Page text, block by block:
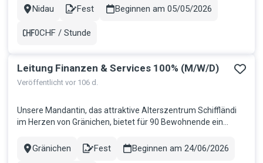
leisten Abrechnungen der Arbeitslosenversiche-rung mit den
Freizügigkeitsabkommen...
Stadt
Nidau
Contract
Fest Beginnen am 05/05/2026
Gehalt
0CHF / Stunde
Leitung Finanzen & Services 100% (M/W/D)
Veröffentlicht vor 106 d.
Unsere Mandantin, das attraktive Alterszentrum Schiffländi
im Herzen von Gränichen, bietet für 90 Bewohnende ein
nebst dem Haupthaus, auch das Haus am Bach, ein
Stadt
Gränichen
Contract
Fest Beginnen am 24/06/2026